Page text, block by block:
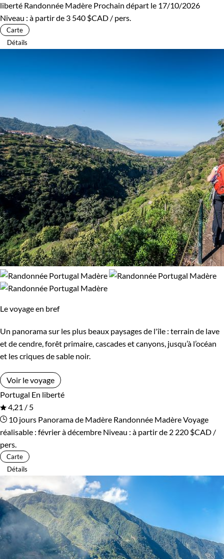
liberté Randonnée Madère Prochain départ le 17/10/2026
Niveau : à partir de 3 540 $CAD / pers.
Carte
Détails
Le voyage en bref
Un panorama sur les plus beaux paysages de l'île : terrain de lave
et de cendre, forêt primaire, cascades et canyons, jusqu’à l’océan
et les criques de sable noir.
Voir le voyage
Portugal En liberté
4,21 / 5
10 jours Panorama de Madère Randonnée MadèreVoyage
réalisable : février à décembre Niveau : à partir de 2 220 $CAD /
pers.
Carte
Détails